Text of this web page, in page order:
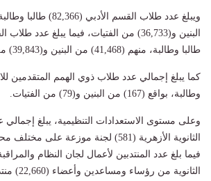
طالبا وطالبة، منهم (41,468) من البنين و(39,843) من الفتيات.
وطالبة، بواقع (167) من البنين و(79) من الفتيات.
وعلى مستوى الاستعدادات التنظيمية، يبلغ إجمالي
الثانوية الأزهرية (581) لجنة موزعة على
فيما بلغ عدد المنتدبين لأعمال لجان النظام
الثانوية من